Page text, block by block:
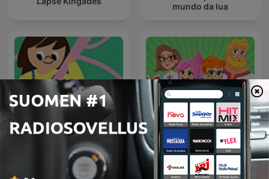
mundo da lua
Kaikkien lasten Suomi
ХРУМ или Сказочный
Детектив